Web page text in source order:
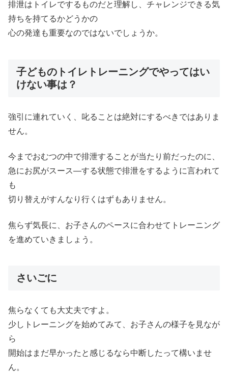
排泄はトイレでするものだと理解し、チャレンジできる気
持ちを持てるかどうかの
心の発達も重要なのではないでしょうか。
子どものトイレトレーニングでやってはい
けない事は？
強引に連れていく、叱ることは絶対にするべきではありま
せん。
今までおむつの中で排泄することが当たり前だったのに、
急にお尻がスース―する状態で排泄をするように言われて
も
切り替えがすんなり行くはずもありません。
焦らず気長に、お子さんのペースに合わせてトレーニング
を進めていきましょう。
さいごに
焦らなくても大丈夫ですよ。
少しトレーニングを始めてみて、お子さんの様子を見なが
ら
開始はまだ早かったと感じるなら中断したって構いませ
ん。